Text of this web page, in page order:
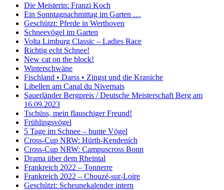
Die Meisterin: Franzi Koch
Ein Sonntagnachmittag im Garten …
Geschützt: Pferde in Werthoven
Schneevögel im Garten
Volta Limburg Classic – Ladies Race
Richtig echt Schnee!
New cat on the block!
Winterschwäne
Fischland • Darss • Zingst und die Kraniche
Libellen am Canal du Nivernais
Sauerländer Bergpreis / Deutsche Meisterschaft Berg am
16.09.2023
Tschüss, mein flauschiger Freund!
Frühlingsvögel
5 Tage im Schnee – bunte Vögel
Cross-Cup NRW: Hürth-Kendenich
Cross-Cup NRW: Campuscross Bonn
Drama über dem Rheintal
Frankreich 2022 – Tonnerre
Frankreich 2022 – Chouzé-sur-Loire
Geschützt: Scheunekalender intern